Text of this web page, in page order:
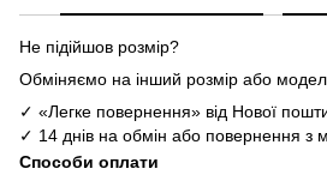
Не підійшов розмір?
Обміняємо на інший розмір або
✓ «Легке повернення» від Нової
✓ 14 днів на обмін або повернення з
Способи оплати